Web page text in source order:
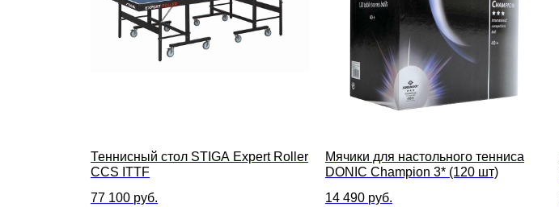
Теннисный стол STIGA Expert Roller
CCS ITTF
77 100 руб.
Мячики для настольного тенниса
DONIC Champion 3* (120 шт)
14 490 руб.